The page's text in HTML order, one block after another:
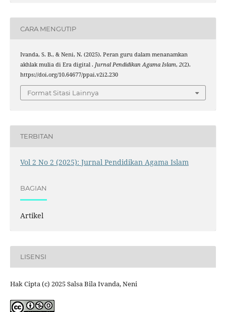
CARA MENGUTIP
Ivanda, S. B., & Neni, N. (2025). Peran guru dalam menanamkan
akhlak mulia di Era digital . Jurnal Pendidikan Agama Islam, 2(2).
https://doi.org/10.64677/ppai.v2i2.230
Format Sitasi Lainnya
TERBITAN
Vol 2 No 2 (2025): Jurnal Pendidikan Agama Islam
BAGIAN
Artikel
LISENSI
Hak Cipta (c) 2025 Salsa Bila Ivanda, Neni